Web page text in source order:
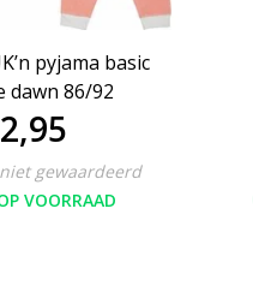
pyjama basic
dawn 86/92
gewaardeerd
VOORRAAD